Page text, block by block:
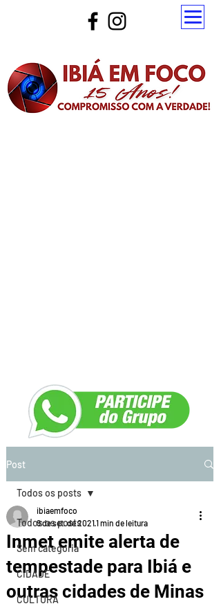
Post
Todos os posts
Sem categoria
CIDADE
CULTURA
Todos os posts
Inmet emite alerta de
tempestade para Ibiá e
outras cidades de Minas
ibiaemfoco
9 de set. de 20211 min de leitura